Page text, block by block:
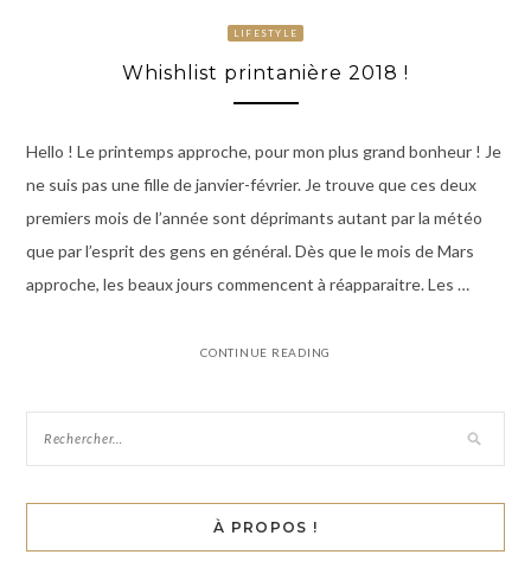
LIFESTYLE
Whishlist printanière 2018 !
Hello ! Le printemps approche, pour mon plus grand bonheur ! Je
ne suis pas une fille de janvier-février. Je trouve que ces deux
premiers mois de l’année sont déprimants autant par la météo
que par l’esprit des gens en général. Dès que le mois de Mars
approche, les beaux jours commencent à réapparaitre. Les …
CONTINUE READING
À PROPOS !